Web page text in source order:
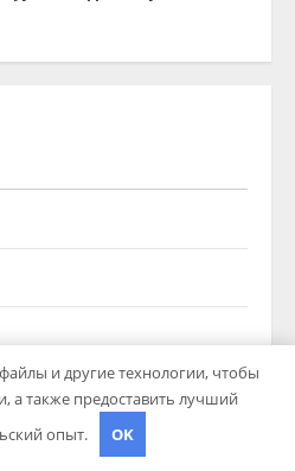
и другие технологии, чтобы
а также предоставить лучший
опыт.
OK